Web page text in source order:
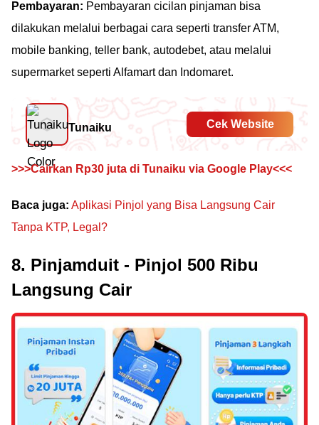
Pembayaran: Pembayaran cicilan pinjaman bisa
dilakukan melalui berbagai cara seperti transfer ATM,
mobile banking, teller bank, autodebet, atau melalui
supermarket seperti Alfamart dan Indomaret.
Tunaiku Cek Website
>>>Cairkan Rp30 juta di Tunaiku via Google Play<<<
Baca juga: Aplikasi Pinjol yang Bisa Langsung Cair
Tanpa KTP, Legal?
8. Pinjamduit - Pinjol 500 Ribu
Langsung Cair